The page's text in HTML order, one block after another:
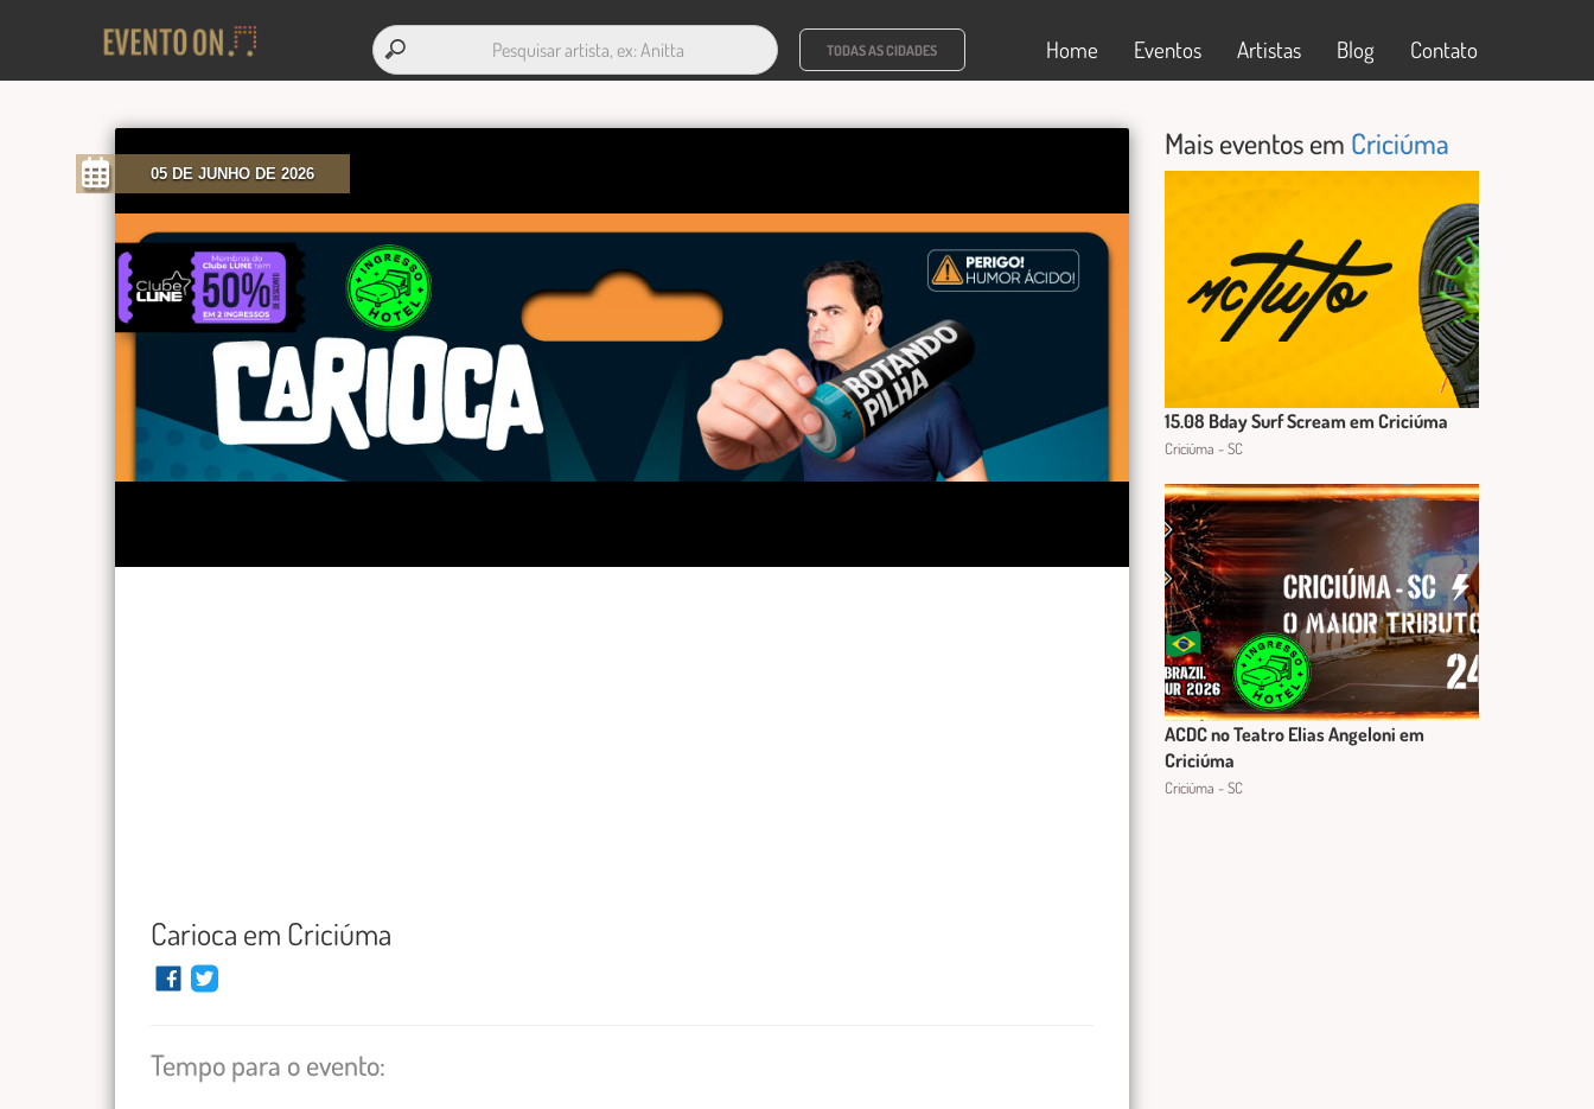
TODAS AS CIDADES Home Eventos Artistas Blog Contato
05 DE JUNHO DE 2026
Carioca em Criciúma
Tempo para o evento:
Mais eventos em Criciúma
15.08 Bday Surf Scream em Criciúma
Criciúma - SC
ACDC no Teatro Elias Angeloni em
Criciúma
Criciúma - SC